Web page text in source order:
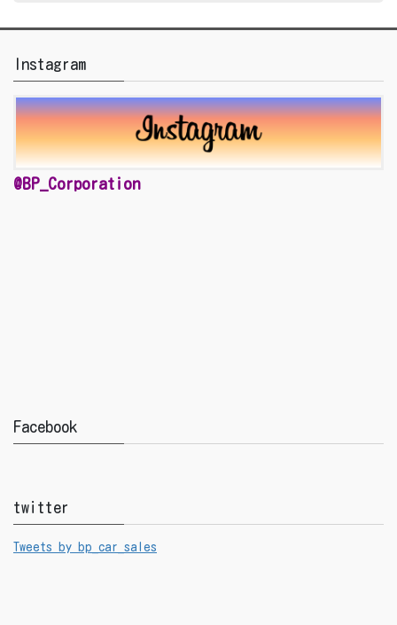
Instagram
@BP_Corporation
Facebook
twitter
Tweets by bp_car_sales